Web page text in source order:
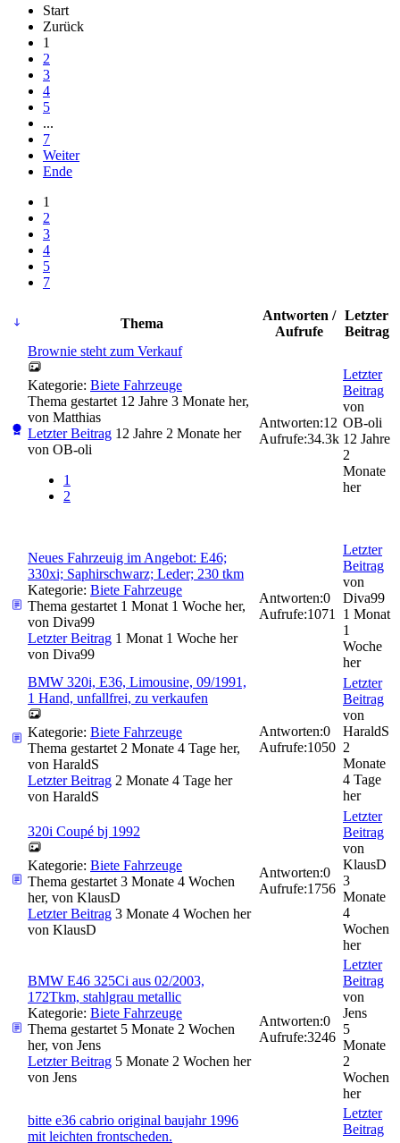
Start
Zurück
1
2
3
4
5
...
7
Weiter
Ende
1
2
3
4
5
7
Thema
Antworten /
Aufrufe
Letzter
Beitrag
Brownie steht zum Verkauf
Kategorie: Biete Fahrzeuge
Thema gestartet 12 Jahre 3 Monate her,
von Matthias
Letzter Beitrag 12 Jahre 2 Monate her
von OB-oli
1
2
Antworten:12
Aufrufe:34.3k
Letzter
Beitrag
von
OB-oli
12 Jahre
2
Monate
her
Neues Fahrzeuig im Angebot: E46;
330xi; Saphirschwarz; Leder; 230 tkm
Kategorie: Biete Fahrzeuge
Thema gestartet 1 Monat 1 Woche her,
von Diva99
Letzter Beitrag 1 Monat 1 Woche her
von Diva99
Antworten:0
Aufrufe:1071
Letzter
Beitrag
von
Diva99
1 Monat
1
Woche
her
BMW 320i, E36, Limousine, 09/1991,
1 Hand, unfallfrei, zu verkaufen
Kategorie: Biete Fahrzeuge
Thema gestartet 2 Monate 4 Tage her,
von HaraldS
Letzter Beitrag 2 Monate 4 Tage her
von HaraldS
Antworten:0
Aufrufe:1050
Letzter
Beitrag
von
HaraldS
2
Monate
4 Tage
her
320i Coupé bj 1992
Kategorie: Biete Fahrzeuge
Thema gestartet 3 Monate 4 Wochen
her, von KlausD
Letzter Beitrag 3 Monate 4 Wochen her
von KlausD
Antworten:0
Aufrufe:1756
Letzter
Beitrag
von
KlausD
3
Monate
4
Wochen
her
BMW E46 325Ci aus 02/2003,
172Tkm, stahlgrau metallic
Kategorie: Biete Fahrzeuge
Thema gestartet 5 Monate 2 Wochen
her, von Jens
Letzter Beitrag 5 Monate 2 Wochen her
von Jens
Antworten:0
Aufrufe:3246
Letzter
Beitrag
von
Jens
5
Monate
2
Wochen
her
bitte e36 cabrio original baujahr 1996
mit leichten frontscheden.
Letzter
Beitrag